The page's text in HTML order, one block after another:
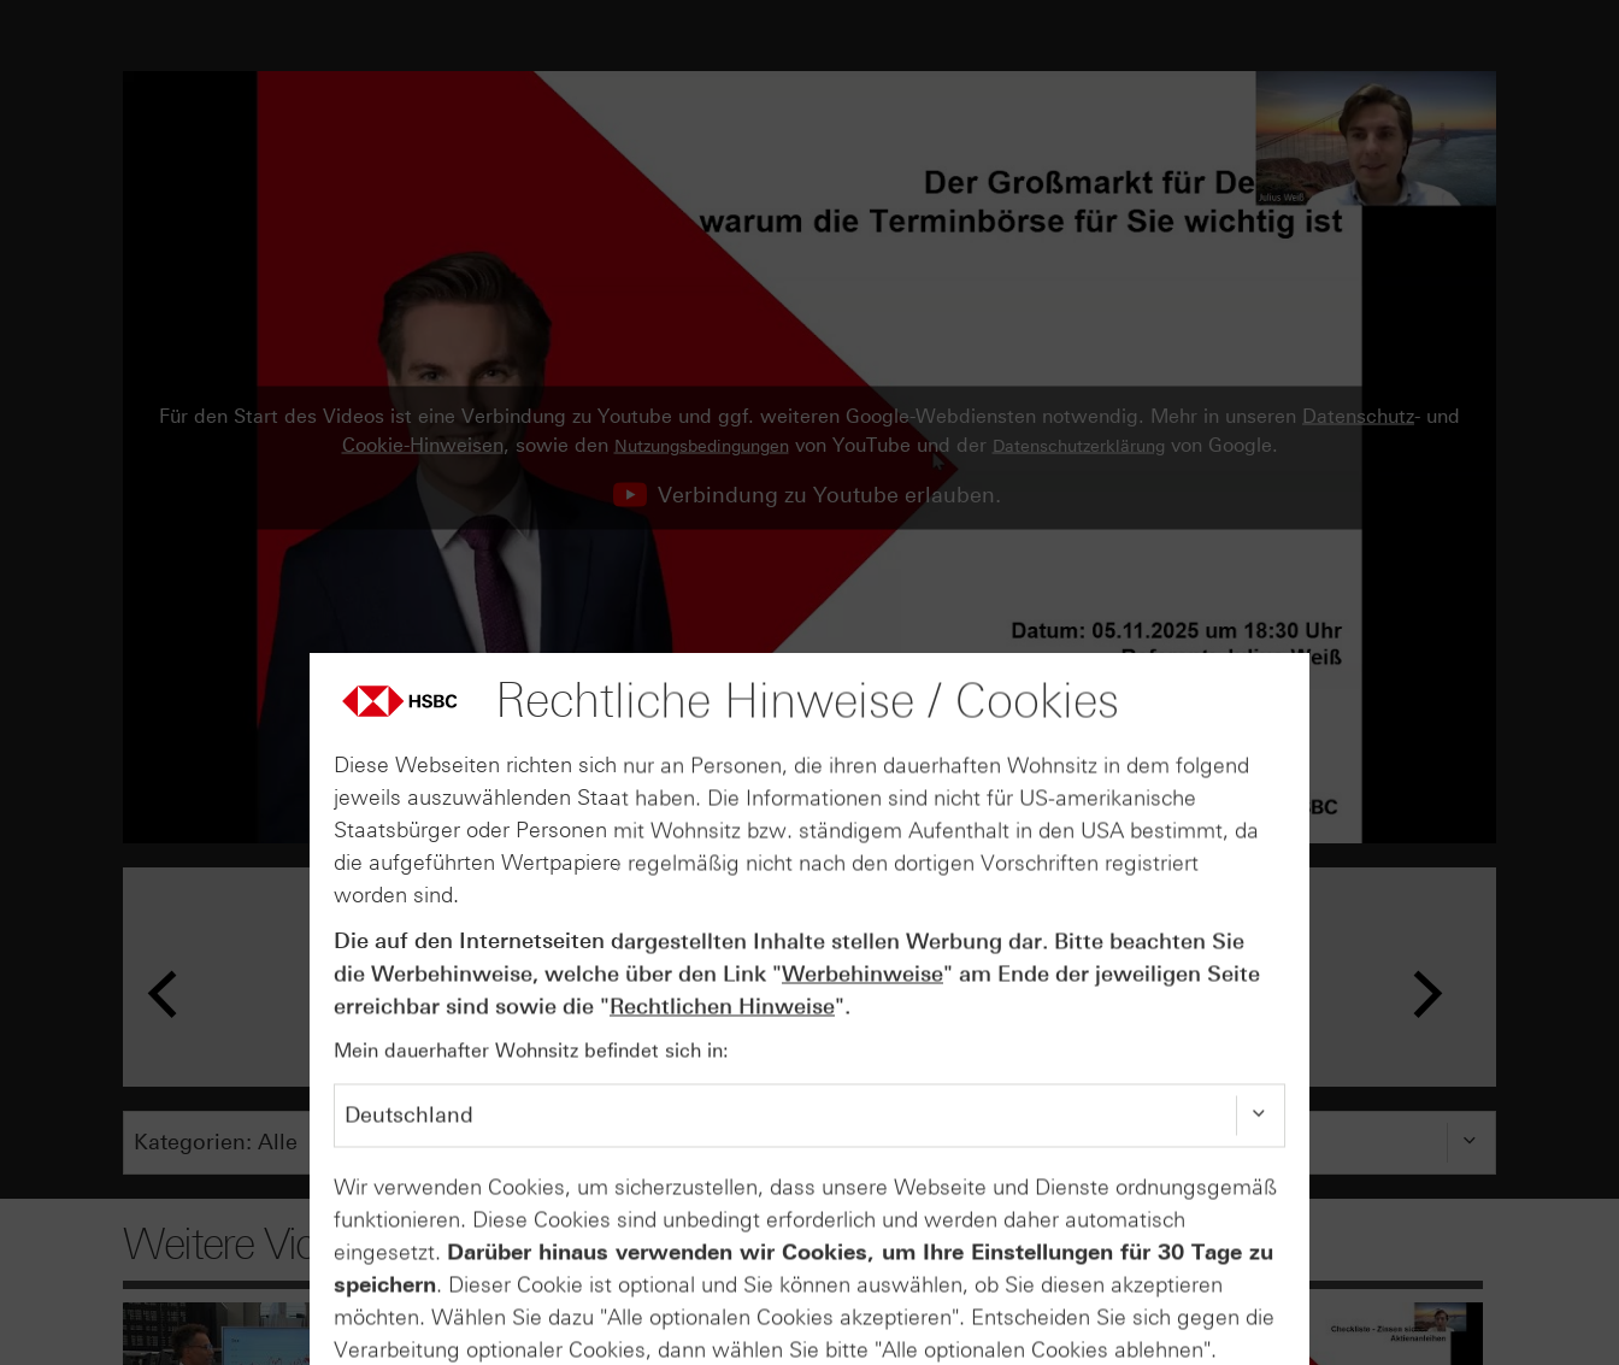
Für den Start des Videos ist eine Verbindung zu Youtube und ggf. weiteren Google-Webdiensten notwendig. Mehr in unseren Datenschutz- und
Cookie-Hinweisen, sowie den Nutzungsbedingungen von YouTube und der Datenschutzerklärung von Google.
Verbindung zu Youtube erlauben.
AUGUST
07
Wie lange bleibt der DAX® in
Rekordlaune? - ntv Zertifikate
07.08.26
Weitere Videos
Rechtliche Hinweise / Cookies
Diese Webseiten richten sich nur an Personen, die ihren dauerhaften Wohnsitz in dem folgend
jeweils auszuwählenden Staat haben. Die Informationen sind nicht für US-amerikanische
Staatsbürger oder Personen mit Wohnsitz bzw. ständigem Aufenthalt in den USA bestimmt, da
die aufgeführten Wertpapiere regelmäßig nicht nach den dortigen Vorschriften registriert
worden sind.
Die auf den Internetseiten dargestellten Inhalte stellen Werbung dar. Bitte beachten Sie
die Werbehinweise, welche über den Link "Werbehinweise" am Ende der jeweiligen Seite
erreichbar sind sowie die "Rechtlichen Hinweise".
Mein dauerhafter Wohnsitz befindet sich in:
Wir verwenden Cookies, um sicherzustellen, dass unsere Webseite und Dienste ordnungsgemäß
funktionieren. Diese Cookies sind unbedingt erforderlich und werden daher automatisch
eingesetzt. Darüber hinaus verwenden wir Cookies, um Ihre Einstellungen für 30 Tage zu
speichern. Dieser Cookie ist optional und Sie können auswählen, ob Sie diesen akzeptieren
möchten. Wählen Sie dazu "Alle optionalen Cookies akzeptieren". Entscheiden Sie sich gegen die
Verarbeitung optionaler Cookies, dann wählen Sie bitte "Alle optionalen Cookies ablehnen".